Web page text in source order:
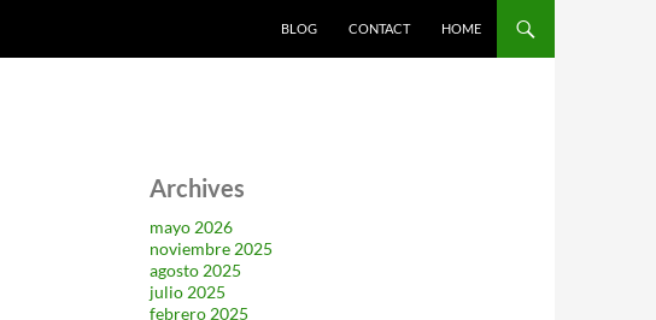
BLOG
CONTACT HOME
Archives
mayo 2026
noviembre 2025
agosto 2025
julio 2025
febrero 2025